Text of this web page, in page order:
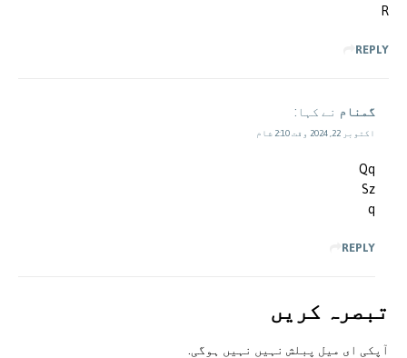
R
REPLY
گمنام نے کہا:
اکتوبر 22, 2024 وقت 2:10 شام
Qq
Sz
q
REPLY
تبصرہ کريں
آپکی ای ميل پبلش نہيں نہيں ہوگی.